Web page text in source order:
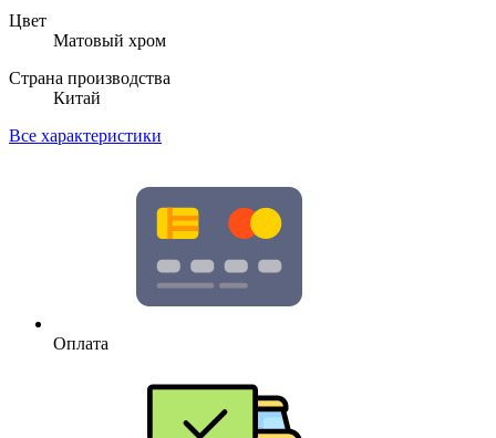
Цвет
Матовый хром
Страна производства
Китай
Все характеристики
Оплата